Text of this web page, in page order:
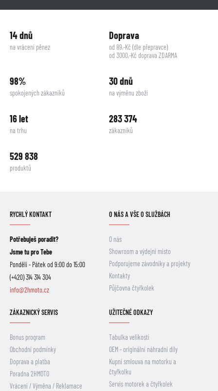
14 dnů
na vrácení pěnez
Doprava
od 89,-Kč (dle přepravce)
od 3000,-Kč doprava ZDARMA
98%
spokojených zákazníků
30 dnů
na výměnu zboží
16 let
na trhu
283 374
zákazníků
529 838
produktů
RYCHLÝ KONTAKT
Potřebuješ poradit?
Jsme tu pro Tebe
Pondělí - Pátek od 9:00 do 15:00
(+420) 314 314 304
info@2hmoto.cz
O NÁS A VŠE O SLUŽBÁCH
O nás
Showroom a výdejní místo
Podporujeme závodníky a projekty
Kontakty
Půjčovna čtyřkolek
ZÁKAZNICKÝ SERVIS
Bonus program
Obchodní podmínky
Doprava a platba
Poradna 2HMOTO
Vrácení / Výměna / Reklamace
UŽITEČNÉ ODKAZY
Tabulka velikostí
OEM - originální náhradní díly
Kupní smlouva na motorku a
čtyřkolku
Servis motorek a čtyřkolek